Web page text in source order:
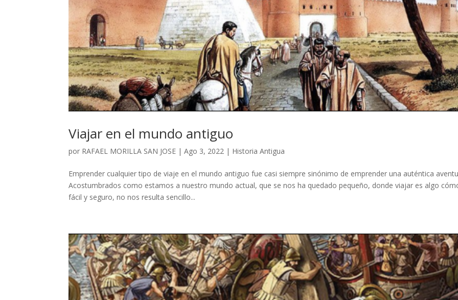
Viajar en el mundo antiguo
por RAFAEL MORILLA SAN JOSE |Ago 3, 2022 | Historia Antigua
Emprender cualquier tipo de viaje en el mundo antiguo fue casi siempre sinónimo de emprender una auténtica
Acostumbrados como estamos a nuestro mundo actual, que se nos ha quedado pequeño, donde viajar es algo
fácil y seguro, no nos resulta sencillo...